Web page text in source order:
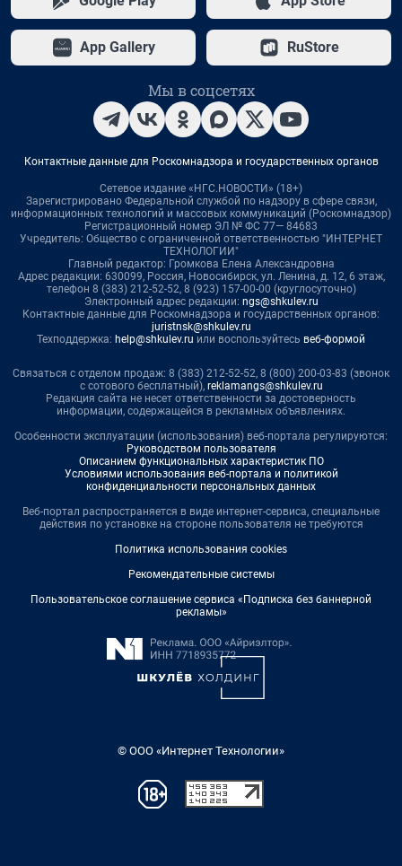
App Gallery RuStore
Мы в соцсетях
Контактные данные для Роскомнадзора и государственных органов
Сетевое издание «НГС.НОВОСТИ» (18+)
Зарегистрировано Федеральной службой по надзору в сфере связи,
информационных технологий и массовых коммуникаций (Роскомнадзор)
Регистрационный номер ЭЛ № ФС 77— 84683
Учредитель: Общество с ограниченной ответственностью "ИНТЕРНЕТ
ТЕХНОЛОГИИ"
Главный редактор: Громкова Елена Александровна
Адрес редакции: 630099, Россия, Новосибирск, ул. Ленина, д. 12, 6 этаж,
телефон 8 (383) 212-52-52, 8 (923) 157-00-00 (круглосуточно)
Электронный адрес редакции: ngs@shkulev.ru
Контактные данные для Роскомнадзора и государственных органов:
juristnsk@shkulev.ru
Техподдержка: help@shkulev.ru или воспользуйтесь веб-формой
Связаться с отделом продаж: 8 (383) 212-52-52, 8 (800) 200-03-83 (звонок
с сотового бесплатный), reklamangs@shkulev.ru
Редакция сайта не несет ответственности за достоверность
информации, содержащейся в рекламных объявлениях.
Особенности эксплуатации (использования) веб-портала регулируются:
Руководством пользователя
Описанием функциональных характеристик ПО
Условиями использования веб-портала и политикой
конфиденциальности персональных данных
Веб-портал распространяется в виде интернет-сервиса, специальные
действия по установке на стороне пользователя не требуются
Политика использования cookies
Рекомендательные системы
Пользовательское соглашение сервиса «Подписка без баннерной
рекламы»
© ООО «Интернет Технологии»